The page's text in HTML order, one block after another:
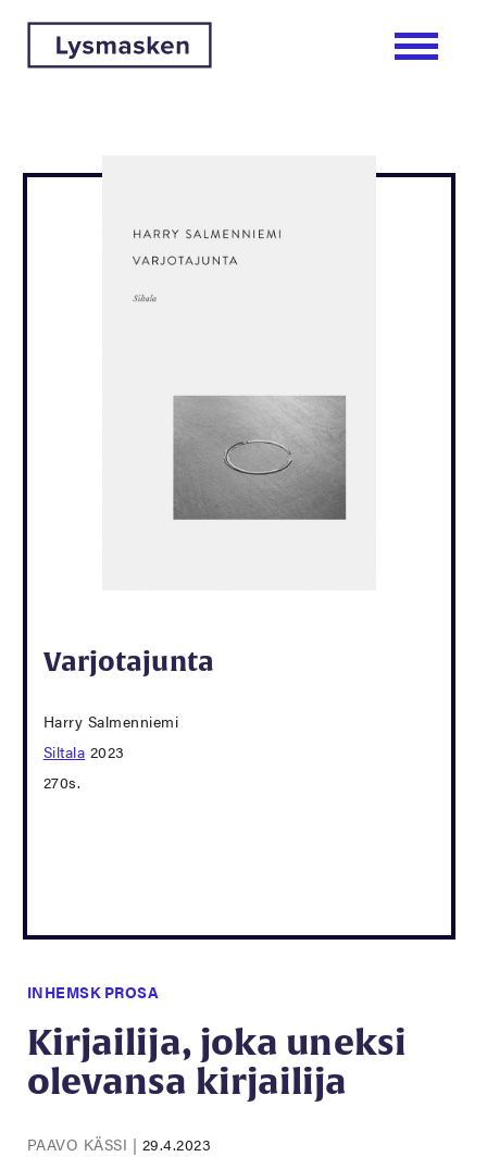
Varjotajunta
Harry Salmenniemi
Siltala 2023
270s.
INHEMSK PROSA
Kirjailija, joka uneksi
olevansa kirjailija
PAAVO KÄSSI | 29.4.2023